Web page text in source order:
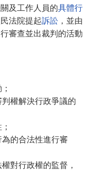
及工作人員的具體行
法院提起訴訟 ，並由
審查並出裁判的活動
權解決行政爭議的
的合法性進行審
對行政權的監督，